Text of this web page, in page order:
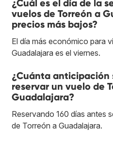
¿Cuál es el día de la
vuelos de Torreón a
precios más bajos?
El día más económico para
Guadalajara es el viernes.
¿Cuánta anticipación
reservar un vuelo de
Guadalajara?
Reservando 160 días antes
de Torreón a Guadalajara.